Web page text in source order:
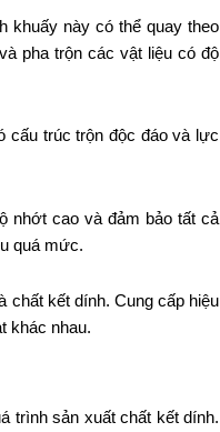
khuấy này có thể quay theo
pha trộn các vật liệu có độ
cấu trúc trộn độc đáo và lực
nhớt cao và đảm bảo tất cả
quá mức.
chất kết dính. Cung cấp hiệu
khác nhau.
trình sản xuất chất kết dính.